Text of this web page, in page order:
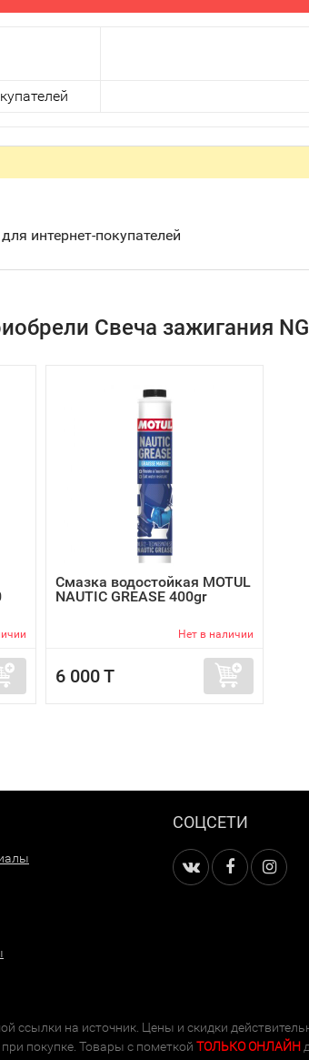
интернет-покупателей
Свеча зажигания
Смазка водостойкая MOTUL
NAUTIC GREASE 400gr
Нет в наличии
6 000 T
СОЦСЕТИ
ссылки на источник. Цены и скидки
покупке. Товары с пометкой ТОЛЬКО ОНЛАЙН